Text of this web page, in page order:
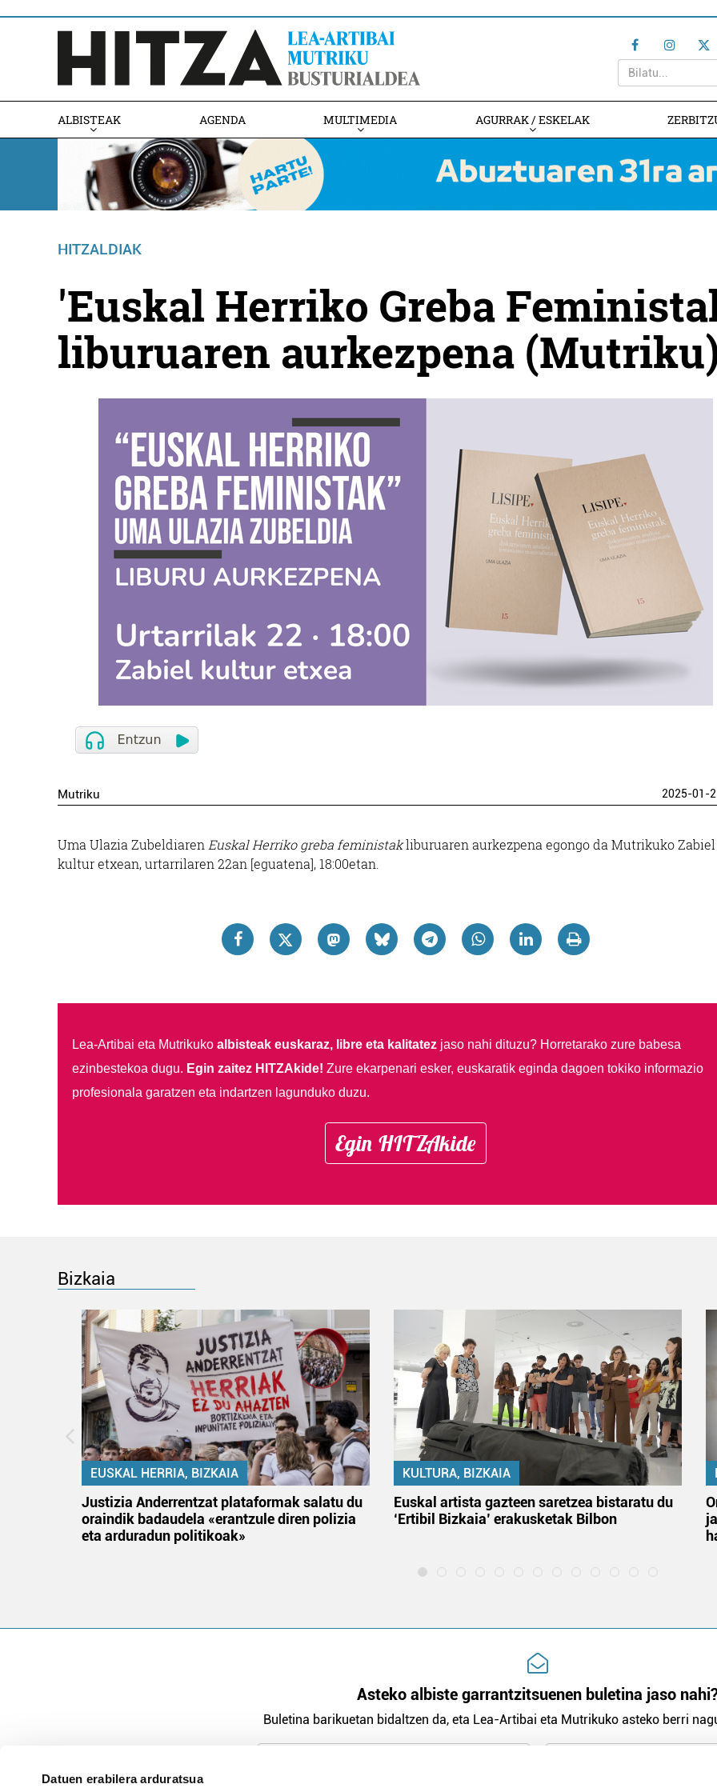
Datuen erabilera arduratsua
ALBISTEAK AGENDA MULTIMEDIA AGURRAK / ESKELAK
HITZALDIAK
'Euskal Herriko Greba
liburuaren aurkezpena
Mutriku 2025-01-
Uma Ulazia Zubeldiaren Euskal Herriko greba feministakliburuaren aurkezpena egongo da Mutrikuko Zabiel
kultur etxean, urtarrilaren 22an [eguatena], 18:00etan.
Lea-Artibai eta Mutrikuko albisteak euskaraz, libre eta kalitatezjaso nahi dituzu? Horretarako zure babesa
ezinbestekoa dugu. Egin zaitez HITZAkide! Zure ekarpenari esker, euskaratik eginda dagoen tokiko informazio
profesionala garatzen eta indartzen lagunduko duzu.
Egin HITZAkide
Bizkaia
EUSKAL HERRIA, BIZKAIA
Justizia Anderrentzat plataformak salatu du
oraindik badaudela «erantzule diren polizia
eta arduradun politikoak»
KULTURA, BIZKAIA
Euskal artista gazteen saretzea bistaratu du
‘Ertibil Bizkaia’ erakusketak Bilbon
Asteko albiste garrantzitsuenen buletina jaso
Buletina barikuetan bidaltzen da, eta Lea-Artibai eta Mutrikuko asteko berri